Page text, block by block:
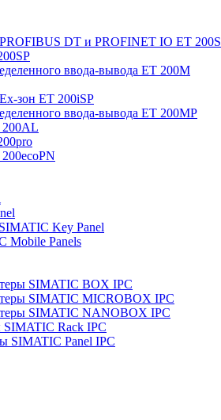
DT и PROFINET IO ET 200S
ввода-вывода ET 200M
зон ET 200iSP
ввода-вывода ET 200MP
200AL
Key Panel
Mobile Panels
SIMATIC BOX IPC
SIMATIC MICROBOX IPC
SIMATIC NANOBOX IPC
Rack IPC
SIMATIC Panel IPC